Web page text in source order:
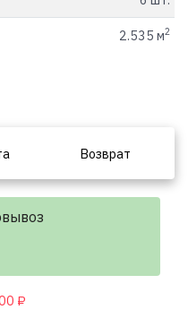
2.535 м2
Возврат
₽